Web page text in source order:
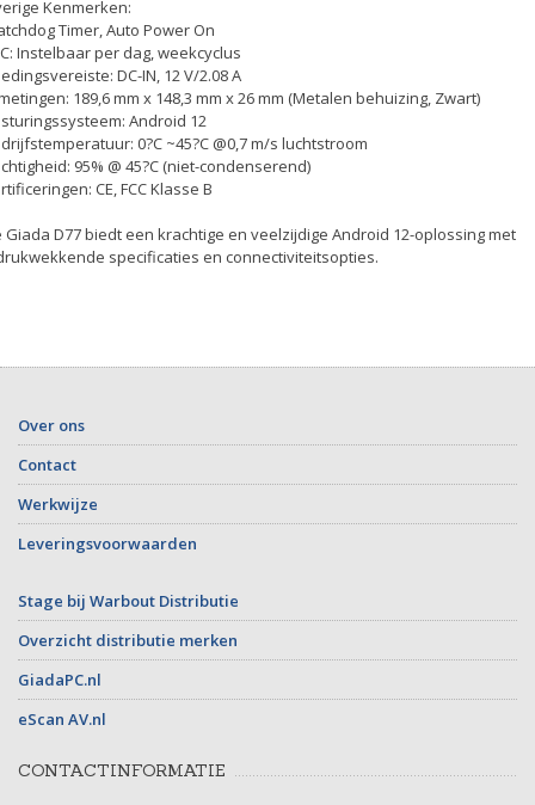
Kenmerken:
Timer, Auto Power On
Instelbaar per dag, weekcyclus
DC-IN, 12 V/2.08 A
189,6 mm x 148,3 mm x 26 mm (Metalen behuizing, Zwart)
Android 12
0?C ~45?C @0,7 m/s luchtstroom
95% @ 45?C (niet-condenserend)
CE, FCC Klasse B
Giada D77 biedt een krachtige en veelzijdige Android 12-oplossing met
specificaties en connectiviteitsopties.
Over ons
Contact
Werkwijze
Leveringsvoorwaarden
Stage bij Warbout Distributie
Overzicht distributie merken
GiadaPC.nl
eScan AV.nl
CONTACTINFORMATIE